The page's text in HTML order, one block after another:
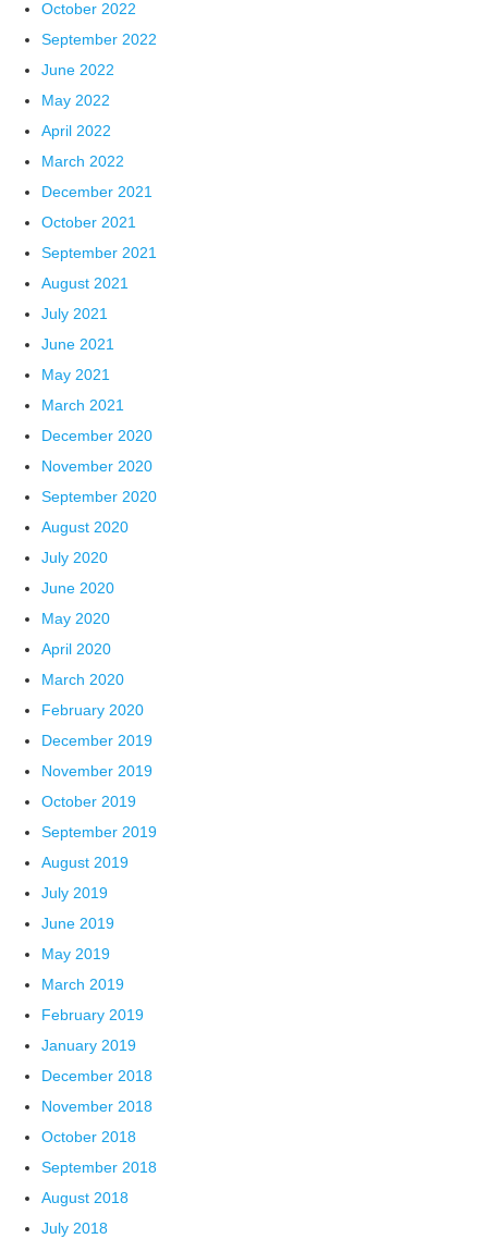
October 2022
September 2022
June 2022
May 2022
April 2022
March 2022
December 2021
October 2021
September 2021
August 2021
July 2021
June 2021
May 2021
March 2021
December 2020
November 2020
September 2020
August 2020
July 2020
June 2020
May 2020
April 2020
March 2020
February 2020
December 2019
November 2019
October 2019
September 2019
August 2019
July 2019
June 2019
May 2019
March 2019
February 2019
January 2019
December 2018
November 2018
October 2018
September 2018
August 2018
July 2018